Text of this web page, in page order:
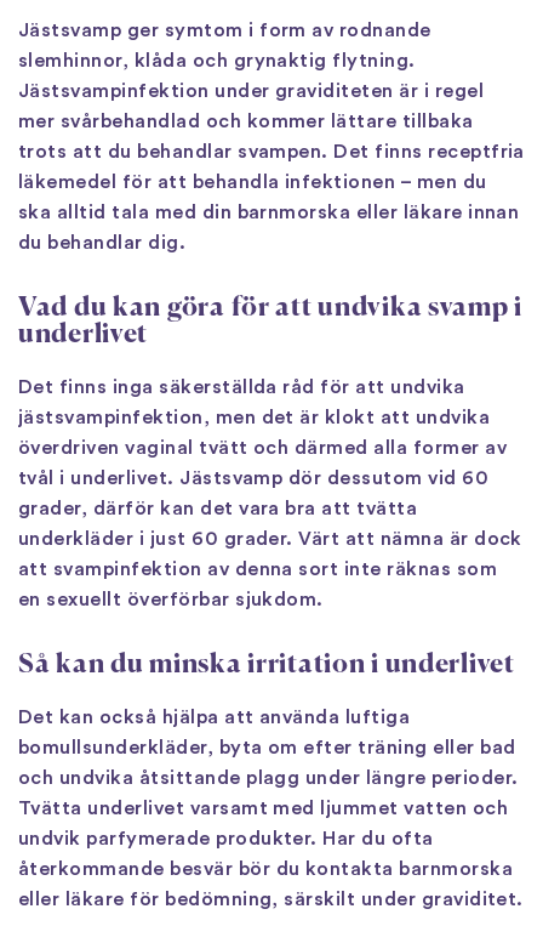
Jästsvamp ger symtom i form av rodnande
slemhinnor, klåda och grynaktig flytning.
Jästsvampinfektion under graviditeten är i regel
mer svårbehandlad och kommer lättare tillbaka
trots att du behandlar svampen. Det finns receptfria
läkemedel för att behandla infektionen – men du
ska alltid tala med din barnmorska eller läkare innan
du behandlar dig.
Vad du kan göra för att undvika svamp i
underlivet
Det finns inga säkerställda råd för att undvika
jästsvampinfektion, men det är klokt att undvika
överdriven vaginal tvätt och därmed alla former av
tvål i underlivet. Jästsvamp dör dessutom vid 60
grader, därför kan det vara bra att tvätta
underkläder i just 60 grader. Värt att nämna är dock
att svampinfektion av denna sort inte räknas som
en sexuellt överförbar sjukdom.
Så kan du minska irritation i underlivet
Det kan också hjälpa att använda luftiga
bomullsunderkläder, byta om efter träning eller bad
och undvika åtsittande plagg under längre perioder.
Tvätta underlivet varsamt med ljummet vatten och
undvik parfymerade produkter. Har du ofta
återkommande besvär bör du kontakta barnmorska
eller läkare för bedömning, särskilt under graviditet.